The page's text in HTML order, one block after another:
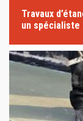
Travaux
un spécialiste